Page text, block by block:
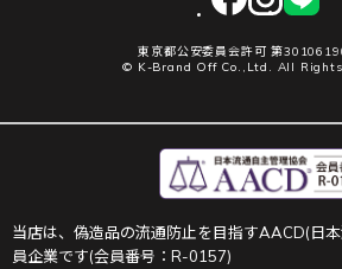
東京都公安委員会許可 第
© K-Brand Off Co.,Ltd. All Rights
当店は、偽造品の流通防止を目指すAACD(日
員企業です(会員番号：R-0157)